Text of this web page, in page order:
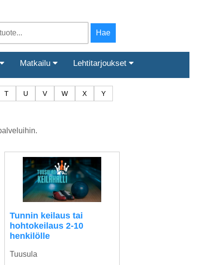
Matkailu Lehtitarjoukset
T U V W X
Y
Tunnin keilaus tai
hohtokeilaus 2-10
henkilölle
Tuusula